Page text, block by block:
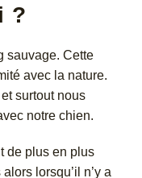
?
sauvage. Cette
avec la nature.
surtout nous
notre chien.
de plus en plus
lorsqu’il n’y a